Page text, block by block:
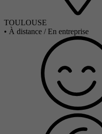
TOULOUSE
• À distance / En entreprise